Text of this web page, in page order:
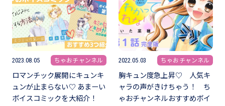
2023.08.05 ちゃおチャンネル
ロマンチック展開にキュンキ
ュンが止まらない♡ あまーい
ボイスコミックを大紹介！
2022.05.03 ちゃおチャンネル
胸キュン度急上昇♡ 人気キ
ャラの声がきけちゃう！ ち
ゃおチャンネルおすすめボイ